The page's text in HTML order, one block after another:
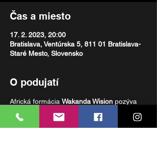
Čas a miesto
17. 2. 2023, 20:00
Bratislava, Ventúrska 5, 811 01 Bratislava-
Staré Mesto, Slovensko
O podujatí
Africká formácia Wakanda Wision pozýva
na nadupanú párty s názvom Wakanda
night. Tešiť sa môžete na dj's Kalinga,